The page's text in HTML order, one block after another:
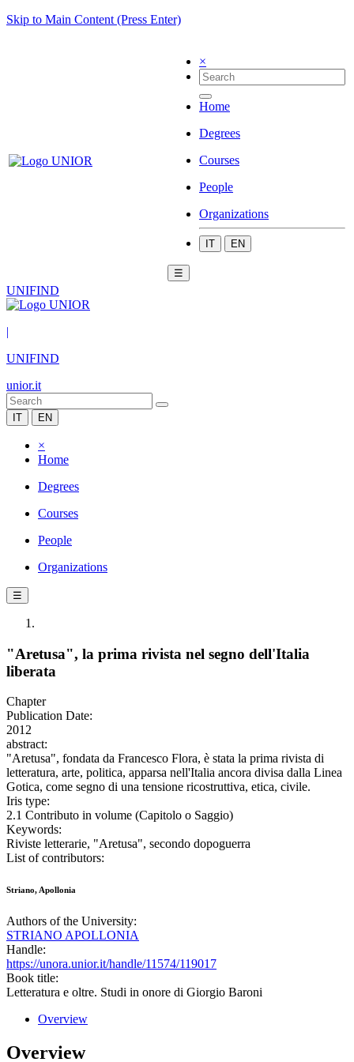
Skip to Main Content (Press Enter)
×
Home
Degrees
Courses
People
Organizations
IT EN
☰
UNIFIND
|
UNIFIND
unior.it
IT EN
×
Home
Degrees
Courses
People
Organizations
☰
"Aretusa", la prima rivista nel segno dell'Italia
liberata
Chapter
Publication Date:
2012
abstract:
"Aretusa", fondata da Francesco Flora, è stata la prima rivista di
letteratura, arte, politica, apparsa nell'Italia ancora divisa dalla Linea
Gotica, come segno di una tensione ricostruttiva, etica, civile.
Iris type:
2.1 Contributo in volume (Capitolo o Saggio)
Keywords:
Riviste letterarie, "Aretusa", secondo dopoguerra
List of contributors:
Striano, Apollonia
Authors of the University:
STRIANO APOLLONIA
Handle:
https://unora.unior.it/handle/11574/119017
Book title:
Letteratura e oltre. Studi in onore di Giorgio Baroni
Overview
Overview